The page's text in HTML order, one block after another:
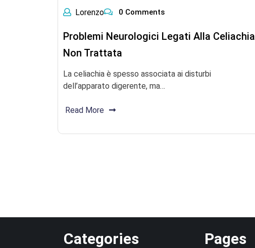
Lorenzo 0 Comments
Problemi Neurologici Legati Alla Celiachia
Non Trattata
La celiachia è spesso associata ai disturbi
dell’apparato digerente, ma…
Read More
Categories Pages